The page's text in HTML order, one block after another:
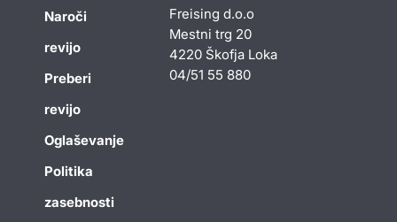
Naroči
revijo
Preberi
revijo
Oglaševanje
Politika
zasebnosti
Freising d.o.o
Mestni trg 20
4220 Škofja Loka
04/51 55 880